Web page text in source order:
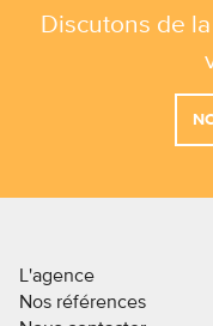
Discutons de
L'agence
Nos références